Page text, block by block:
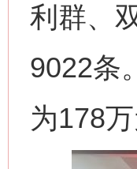
利群、
9022条
为178万